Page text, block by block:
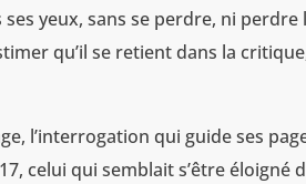
yeux, sans se perdre, ni
qu’il se retient dans la
l’interrogation qui guide ses
celui qui semblait s’être éloigné